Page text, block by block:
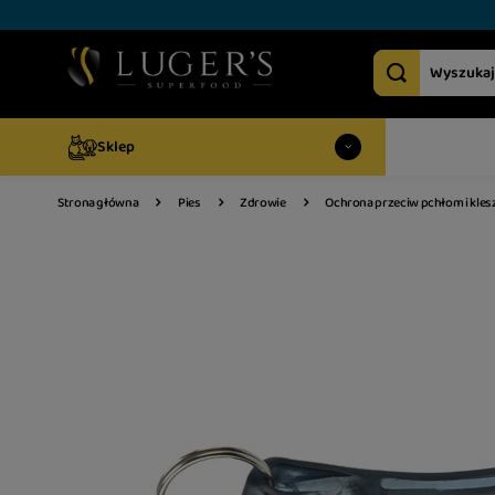
Sklep
Strona główna Pies Zdrowie Ochrona przeciw pchłom i